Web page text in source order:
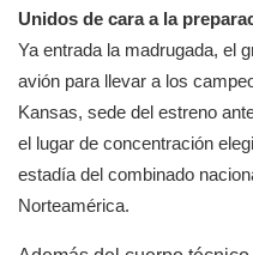
Unidos de cara a la
Ya entrada la madrugada, el
avión para llevar a los
Kansas, sede del estreno
el lugar de concentración
estadía del combinado
Norteamérica.